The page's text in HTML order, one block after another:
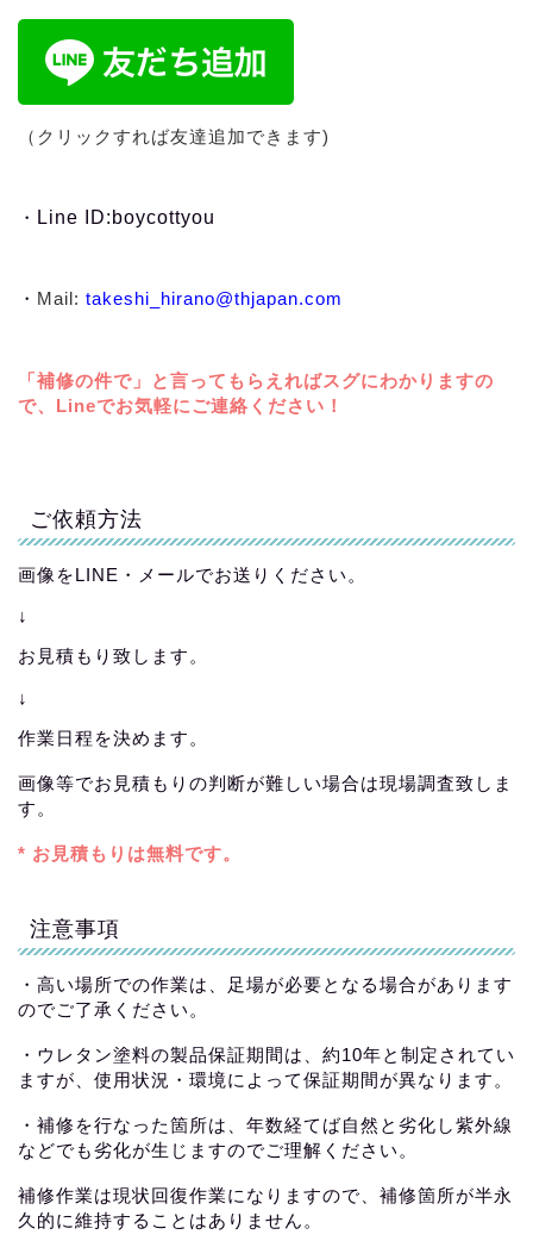
（クリックすれば友達追加できます)
・ Line ID:boycottyou
・ Mail: takeshi_hirano@thjapan.com
「補修の件で」と言ってもらえればスグにわかりますの
で、Lineでお気軽にご連絡ください！
ご依頼方法
画像をLINE・メールでお送りください。
↓
お見積もり致します。
↓
作業日程を決めます。
画像等でお見積もりの判断が難しい場合は現場調査致しま
す。
* お見積もりは無料です。
注意事項
・高い場所での作業は、足場が必要となる場合があります
のでご了承ください。
・ウレタン塗料の製品保証期間は、約10年と制定されてい
ますが、使用状況・環境によって保証期間が異なります。
・補修を行なった箇所は、年数経てば自然と劣化し紫外線
などでも劣化が生じますのでご理解ください。
補修作業は現状回復作業になりますので、補修箇所が半永
久的に維持することはありません。